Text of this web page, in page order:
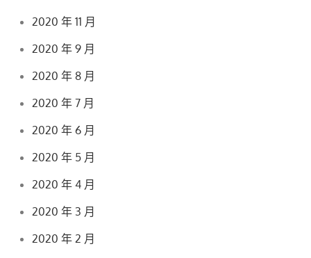
2020 年 11 月
2020 年 9 月
2020 年 8 月
2020 年 7 月
2020 年 6 月
2020 年 5 月
2020 年 4 月
2020 年 3 月
2020 年 2 月